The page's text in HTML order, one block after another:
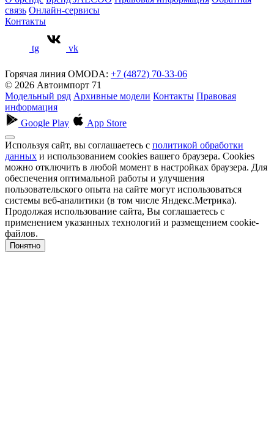
связь Онлайн-сервисы
Контакты
tg vk
Горячая линия OMODA: +7 (4872) 70-33-06
© 2026 Автоимпорт 71
Модельный ряд Архивные модели Контакты Правовая
информация
Google Play
App Store
Используя сайт, вы соглашаетесь с политикой обработки
данных и использованием cookies вашего браузера. Cookies
можно отключить в любой момент в настройках браузера. Для
обеспечения оптимальной работы и улучшения
пользовательского опыта на сайте могут использоваться
системы веб-аналитики (в том числе Яндекс.Метрика).
Продолжая использование сайта, Вы соглашаетесь с
применением указанных технологий и размещением cookie-
файлов.
Понятно